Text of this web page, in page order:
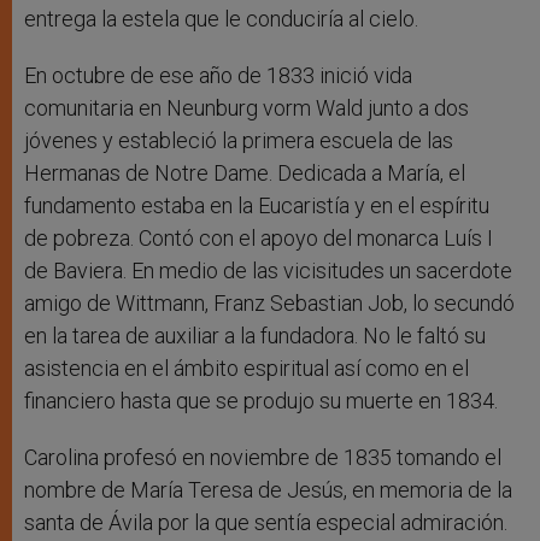
entrega la estela que le conduciría al cielo.
En octubre de ese año de 1833 inició vida
comunitaria en Neunburg vorm Wald junto a dos
jóvenes y estableció la primera escuela de las
Hermanas de Notre Dame. Dedicada a María, el
fundamento estaba en la Eucaristía y en el espíritu
de pobreza. Contó con el apoyo del monarca Luís I
de Baviera. En medio de las vicisitudes un sacerdote
amigo de Wittmann, Franz Sebastian Job, lo secundó
en la tarea de auxiliar a la fundadora. No le faltó su
asistencia en el ámbito espiritual así como en el
financiero hasta que se produjo su muerte en 1834.
Carolina profesó en noviembre de 1835 tomando el
nombre de María Teresa de Jesús, en memoria de la
santa de Ávila por la que sentía especial admiración.